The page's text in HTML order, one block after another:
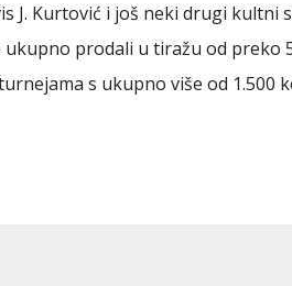
J. Kurtović i još neki drugi kultni
prodali u tiražu od preko
s ukupno više od 1.500